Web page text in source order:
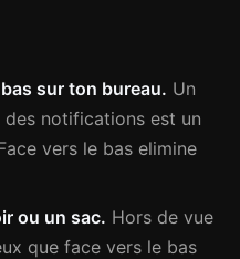
sur ton bureau. Un
des notifications est un
vers le bas elimine
ou un sac. Hors de vue
que face vers le bas